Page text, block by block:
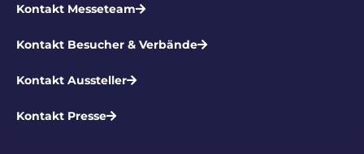
Kontakt Messeteam
Kontakt Besucher & Verbände
Kontakt Aussteller
Kontakt Presse